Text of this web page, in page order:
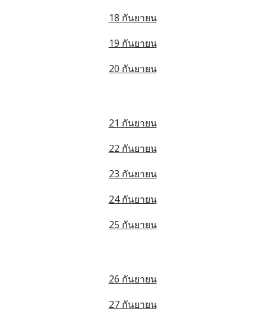
18 กันยายน
19 กันยายน
20 กันยายน
21 กันยายน
22 กันยายน
23 กันยายน
24 กันยายน
25 กันยายน
26 กันยายน
27 กันยายน